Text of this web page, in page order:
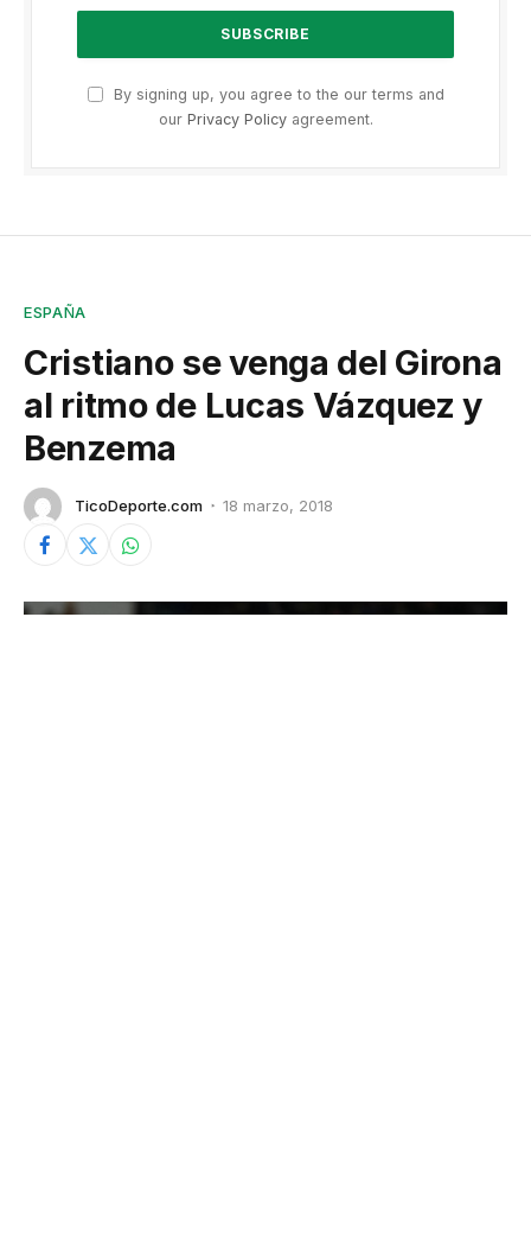
By signing up, you agree to the our terms and
our Privacy Policyagreement.
ESPAÑA
Cristiano se venga del Girona
al ritmo de Lucas Vázquez y
Benzema
TicoDeporte.com 18 marzo, 2018